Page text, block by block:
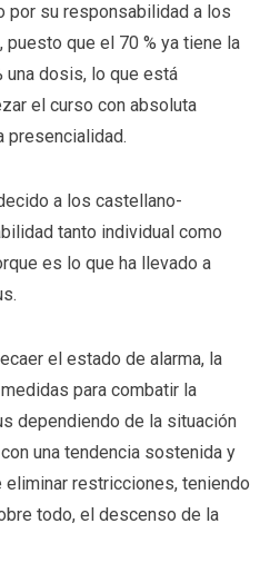
por su responsabilidad a los
puesto que el 70 % ya tiene la
una dosis, lo que está
el curso con absoluta
presencialidad.
a los castellano-
tanto individual como
es lo que ha llevado a
el estado de alarma, la
para combatir la
dependiendo de la situación
una tendencia sostenida y
restricciones, teniendo
todo, el descenso de la